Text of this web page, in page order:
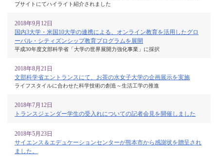
ブサイトにてハイライト紹介されました
2018年9月12日
国内3大学・米国10大学の連携による、オンライン教育を活用したグロ
ーバル・シティズンシップ教育プログラムを展開
平成30年度文部科学省「大学の世界展開力強化事業」に採択
2018年8月21日
文部科学省エントランスにて、お茶の水女子大学の企画展示を実施
ライフスタイルに合わせた科学技術の創造～生活工学の推進
2018年7月12日
トランスジェンダー学生の受入れについての記者会見を開催しました
2018年5月23日
サイエンス＆エデュケーションセンターが熊本市から感謝状を贈呈され
ました。